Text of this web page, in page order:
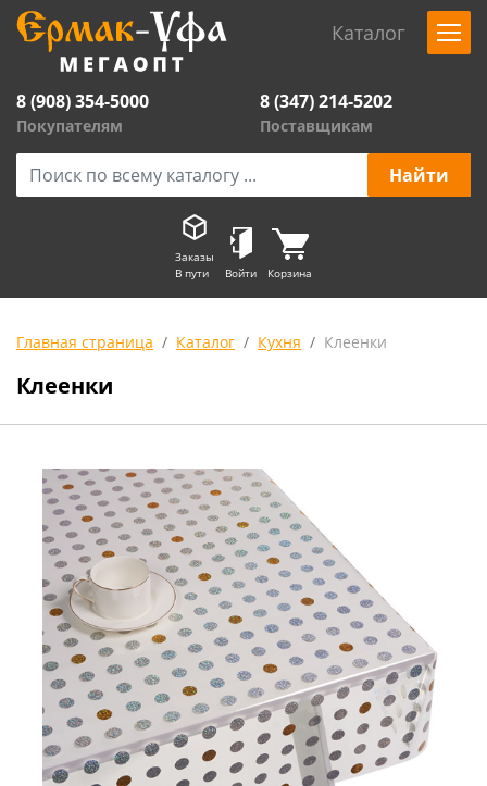
Каталог
8 (908) 354-5000
Покупателям
8 (347) 214-5202
Поставщикам
Заказы
В пути
Войти Корзина
Главная страница Каталог Кухня Клеенки
Клеенки